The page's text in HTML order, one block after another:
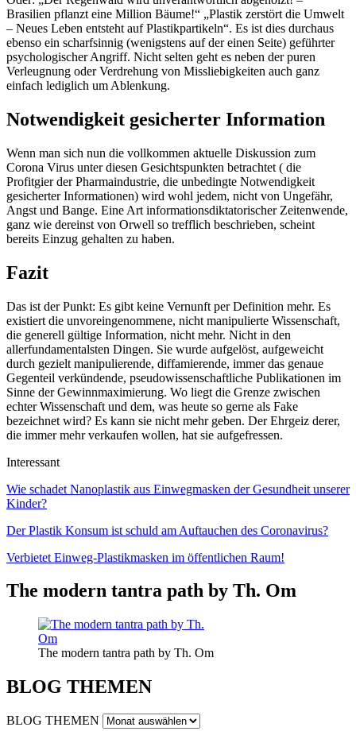
Brasilien pflanzt eine Million Bäume!“ „Plastik zerstört die Umwelt
– Neues Leben entsteht auf Plastikpartikeln“. Es ist dies durchaus
ebenso ein scharfsinnig (wenigstens auf der einen Seite) geführter
psychologischer Angriff. Nicht selten geht es neben der puren
Verleugnung oder Verdrehung von Missliebigkeiten auch ganz
einfach lediglich um Ablenkung.
Notwendigkeit gesicherter Information
Wenn man sich nun die vollkommen aktuelle Diskussion zum
Corona Virus unter diesen Gesichtspunkten betrachtet ( die
Profitgier der Pharmaindustrie, die unbedingte Notwendigkeit
gesicherter Informationen) wird wohl jedem, nicht von Ungefähr,
Angst und Bange. Eine Art informationsdiktatorischer Zeitenwende,
ganz wie dereinst von Orwell so trefflich beschrieben, scheint
bereits Einzug gehalten zu haben.
Fazit
Das ist der Punkt: Es gibt keine Vernunft per Definition mehr. Es
existiert die unvoreingenommene, nicht manipulierte Wissenschaft,
die generell gültige Information, nicht mehr. Nicht in den
allerfundamentalsten Dingen. Sie wurde aufgelöst, aufgeweicht
durch gezielt manipulierende, diffamierende, immer das genaue
Gegenteil verkündende, pseudowissenschaftliche Publikationen im
Sinne der Gewinnmaximierung. Wo liegt die Grenze zwischen
echter Wissenschaft und dem, was heute so gerne als Fake
bezeichnet wird? Es kann sie nicht mehr geben. Der Ehrgeiz derer,
die immer mehr verkaufen wollen, hat sie aufgefressen.
Interessant
Wie schadet Nanoplastik aus Einwegmasken der Gesundheit unserer
Kinder?
Der Plastik Konsum ist schuld am Auftauchen des Coronavirus?
Verbietet Einweg-Plastikmasken im öffentlichen Raum!
The modern tantra path by Th. Om
The modern tantra path by Th. Om
BLOG THEMEN
BLOG THEMEN